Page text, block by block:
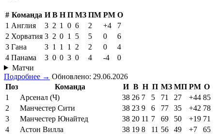
# Команда И В Н П МЗ ПМ РМ О
1 Англия 3 2 1 0 6 2 +4
7
2 Хорватия 3 2 0 1 5 5 0
6
3 Гана 3 1 1 1 2 2 0
4
4 Панама 3 0 0 3 0 4 -4
0
Матчи
Подробнее → Обновлено: 29.06.2026
Поз
Команда И В Н П МЗ МП РМ О
1
Арсенал (Ч) 38 26 7 5 71 27 +44 85
2
Манчестер Сити 38 23 9 6 77 35 +42 78
3
Манчестер Юнайтед 38 20 11 7 69 50 +19 71
4
Астон Вилла 38 19 8 11 56 49 +7
65